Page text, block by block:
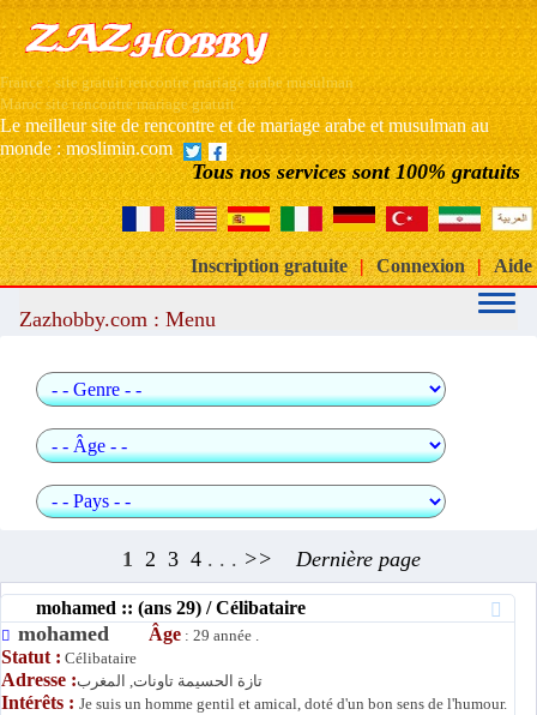
France : site gratuit rencontre mariage arabe musulman
Maroc site rencontre mariage gratuit
Le meilleur site de rencontre et de mariage arabe et musulman au
monde : moslimin.com
Tous nos services sont 100% gratuits
Inscription gratuite | Connexion | Aide
Zazhobby.com : Menu
1 2 3 4 . . . >> Dernière page
mohamed :: (ans 29) / Célibataire
mohamed Âge : 29 année .
Statut : Célibataire
Adresse :تازة الحسيمة تاونات, المغرب
Intérêts : Je suis un homme gentil et amical, doté d'un bon sens de l'humour.